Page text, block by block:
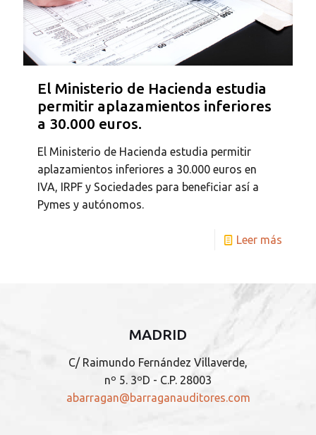
El Ministerio de Hacienda estudia
permitir aplazamientos inferiores
a 30.000 euros.
El Ministerio de Hacienda estudia permitir
aplazamientos inferiores a 30.000 euros en
IVA, IRPF y Sociedades para beneficiar así a
Pymes y autónomos.
Leer más
MADRID
C/ Raimundo Fernández Villaverde,
nº 5. 3ºD - C.P. 28003
abarragan@barraganauditores.com